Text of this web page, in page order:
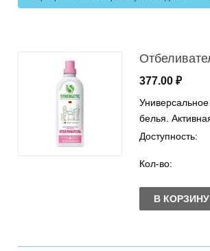
377.00 ₽
белья.
Доступность:
Кол-во:
В КОРЗИНУ